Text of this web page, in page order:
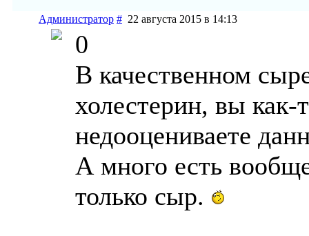
Администратор # 22 августа 2015 в 14:13
0
В качественном
холестерин, вы как-
недооцениваете
А много есть
только сыр.